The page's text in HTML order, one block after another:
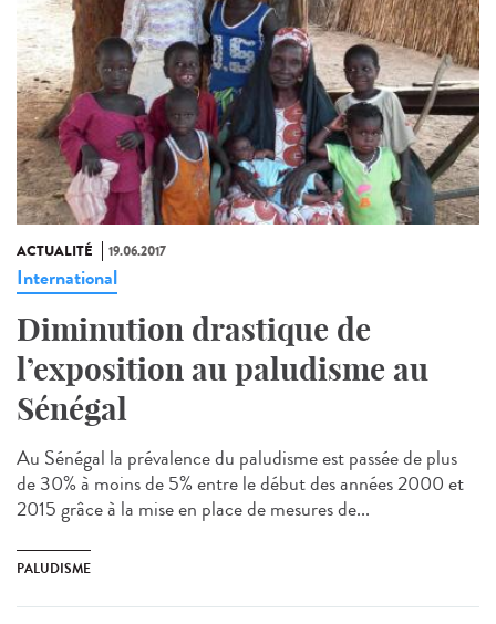
ACTUALITÉ 19.06.2017
International
Diminution drastique de
l’exposition au paludisme au
Sénégal
Au Sénégal la prévalence du paludisme est passée de plus
de 30% à moins de 5% entre le début des années 2000 et
2015 grâce à la mise en place de mesures de...
PALUDISME